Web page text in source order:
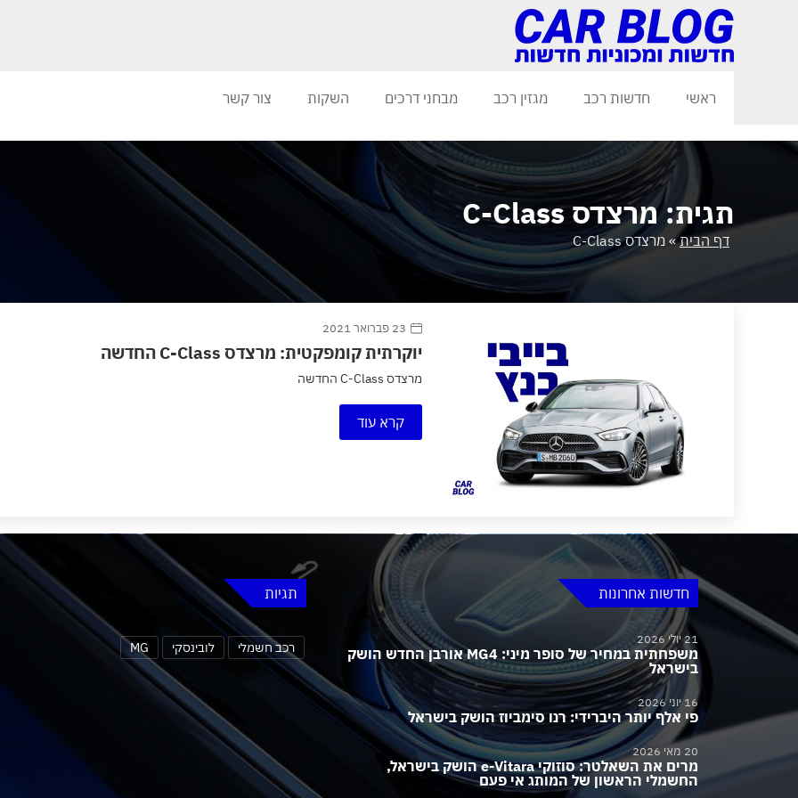
ראשי חדשות רכב מגזין רכב מבחני דרכים השקות צור קשר
תגית: מרצדס C-Class
דף הבית» מרצדס C-Class
23 פברואר 2021
יוקרתית קומפקטית: מרצדס C-Class החדשה
מרצדס C-Class החדשה
קרא עוד
חדשות אחרונות
21 יולי 2026
משפחתית במחיר של סופר מיני: MG4 אורבן החדש הושק
בישראל
16 יוני 2026
פי אלף יותר היברידי: רנו סימביוז הושק בישראל
20 מאי 2026
מרים את השאלטר: סוזוקי e-Vitara הושק בישראל,
החשמלי הראשון של המותג אי פעם
תגיות
רכב חשמלי לובינסקי MG